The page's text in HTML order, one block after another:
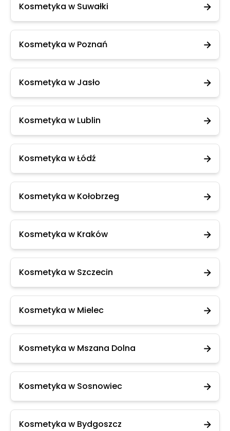
Kosmetyka w Suwałki
Kosmetyka w Poznań
Kosmetyka w Jasło
Kosmetyka w Lublin
Kosmetyka w Łódź
Kosmetyka w Kołobrzeg
Kosmetyka w Kraków
Kosmetyka w Szczecin
Kosmetyka w Mielec
Kosmetyka w Mszana Dolna
Kosmetyka w Sosnowiec
Kosmetyka w Bydgoszcz